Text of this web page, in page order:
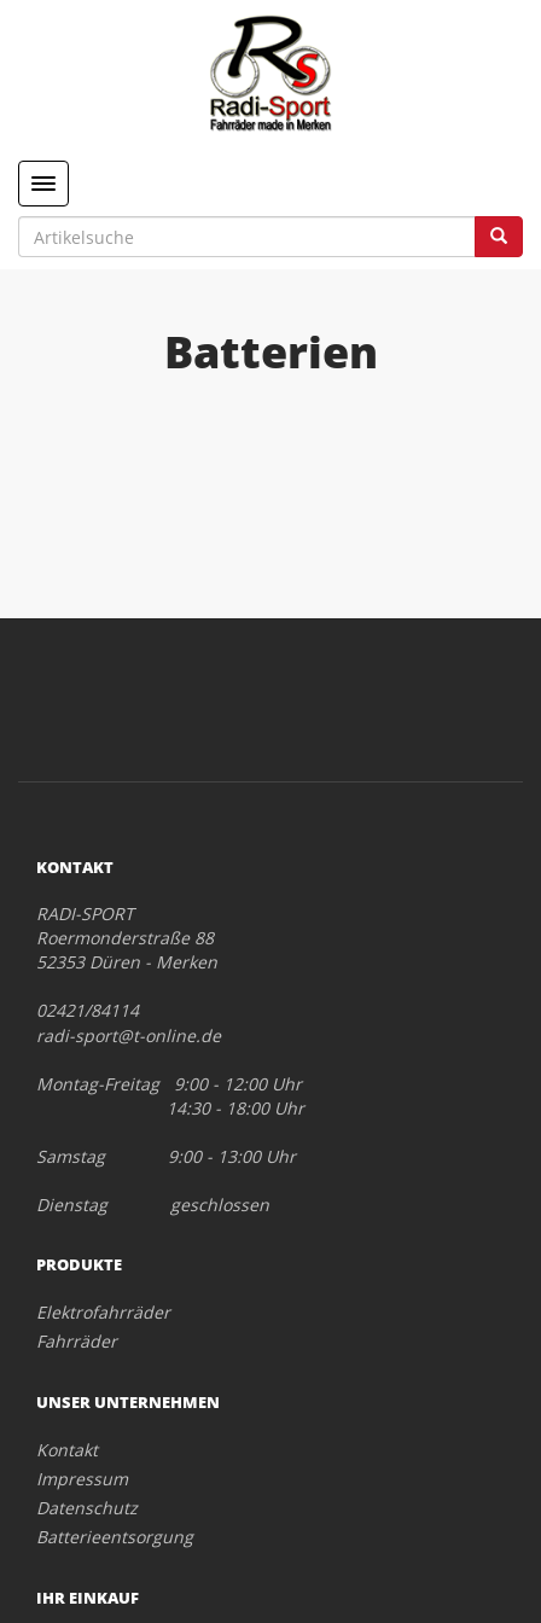
Toggle navigation
Batterien
KONTAKT
RADI-SPORT
Roermonderstraße 88
52353 Düren - Merken
02421/84114
radi-sport@t-online.de
Montag-Freitag 9:00 - 12:00 Uhr
14:30 - 18:00 Uhr
Samstag 9:00 - 13:00 Uhr
Dienstag geschlossen
PRODUKTE
Elektrofahrräder
Fahrräder
UNSER UNTERNEHMEN
Kontakt
Impressum
Datenschutz
Batterieentsorgung
IHR EINKAUF